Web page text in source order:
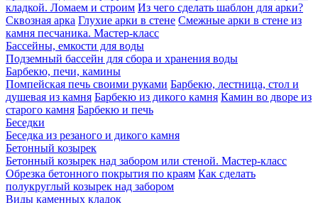
кладкой. Ломаем и строим Из чего сделать шаблон для арки?
Сквозная арка Глухие арки в стене Смежные арки в стене из
камня песчаника. Мастер-класс
Бассейны, емкости для воды
Подземный бассейн для сбора и хранения воды
Барбекю, печи, камины
Помпейская печь своими руками Барбекю, лестница, стол и
душевая из камня Барбекю из дикого камня Камин во дворе из
старого камня Барбекю и печь
Беседки
Беседка из резаного и дикого камня
Бетонный козырек
Бетонный козырек над забором или стеной. Мастер-класс
Обрезка бетонного покрытия по краям Как сделать
полукруглый козырек над забором
Виды каменных кладок